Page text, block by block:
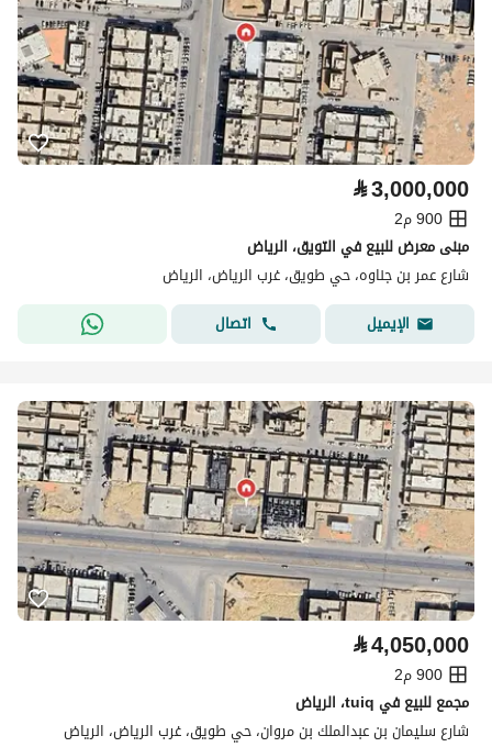
⃁3,000,000
900 م2
مبنى معرض للبيع في التويق، الرياض
شارع عمر بن جناوه، حي طويق، غرب الرياض، الرياض
الإيميل
اتصال
⃁4,050,000
900 م2
مجمع للبيع في tuiq، الرياض
شارع سليمان بن عبدالملك بن مروان، حي طويق، غرب الرياض، الرياض